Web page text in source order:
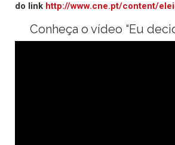
do link http://www.cne.pt/content/
Conheça o vídeo “Eu